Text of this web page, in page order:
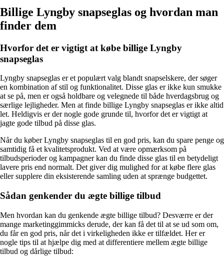
Billige Lyngby snapseglas og hvordan man
finder dem
Hvorfor det er vigtigt at købe billige Lyngby
snapseglas
Lyngby snapseglas er et populært valg blandt snapselskere, der søger
en kombination af stil og funktionalitet. Disse glas er ikke kun smukke
at se på, men er også holdbare og velegnede til både hverdagsbrug og
særlige lejligheder. Men at finde billige Lyngby snapseglas er ikke altid
let. Heldigvis er der nogle gode grunde til, hvorfor det er vigtigt at
jagte gode tilbud på disse glas.
Når du køber Lyngby snapseglas til en god pris, kan du spare penge og
samtidig få et kvalitetsprodukt. Ved at være opmærksom på
tilbudsperioder og kampagner kan du finde disse glas til en betydeligt
lavere pris end normalt. Det giver dig mulighed for at købe flere glas
eller supplere din eksisterende samling uden at sprænge budgettet.
Sådan genkender du ægte billige tilbud
Men hvordan kan du genkende ægte billige tilbud? Desværre er der
mange marketinggimmicks derude, der kan få det til at se ud som om,
du får en god pris, når det i virkeligheden ikke er tilfældet. Her er
nogle tips til at hjælpe dig med at differentiere mellem ægte billige
tilbud og dårlige tilbud: